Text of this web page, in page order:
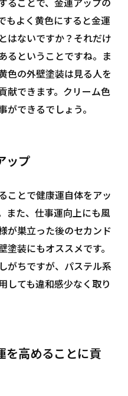
もよく黄色にすると金運
はないですか？それだけ
るということですね。ま
色の外壁塗装は見る人を
献できます。クリーム色
できるでしょう。
ップ
ことで健康運自体をアッ
また、仕事運向上にも風
が巣立った後のセカンド
装にもオススメです。
がちですが、パステル系
しても違和感少なく取り
を高めることに貢